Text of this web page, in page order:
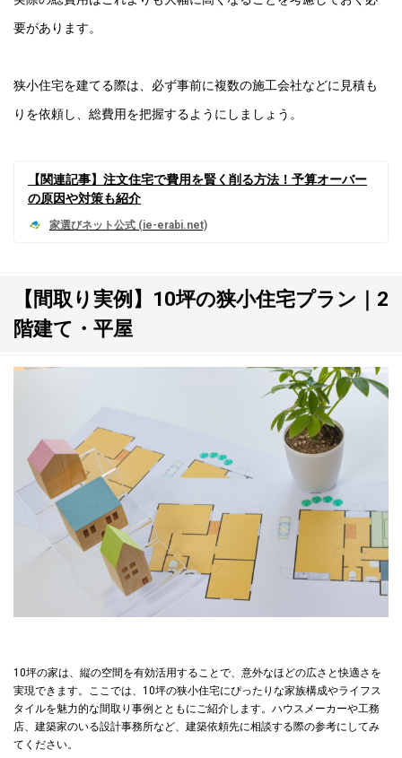
要があります。
狭小住宅を建てる際は、必ず事前に複数の施工会社などに見積も
りを依頼し、総費用を把握するようにしましょう。
【関連記事】注文住宅で費用を賢く削る方法！予算オーバー
の原因や対策も紹介
【間取り実例】10坪の狭小住宅プラン｜2
階建て・平屋
10坪の家は、縦の空間を有効活用することで、意外なほどの広さと快適さを
実現できます。ここでは、10坪の狭小住宅にぴったりな家族構成やライフス
タイルを魅力的な間取り事例とともにご紹介します。ハウスメーカーや工務
店、建築家のいる設計事務所など、建築依頼先に相談する際の参考にしてみ
てください。